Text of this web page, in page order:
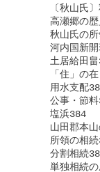
〔秋山氏〕秋
高瀬郷の歴史
秋山氏の所
河内国新開
土居給田畠
「住」の在
用水支配
公事・節料
塩浜384
山田郡本山
所領の相続
分割相続
単独相続の